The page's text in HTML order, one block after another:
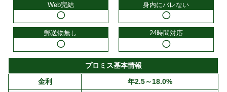
Web完結
◯
身内にバレない
◯
郵送物無し
◯
24時間対応
◯
プロミス基本情報
金利
年2.5～18.0%